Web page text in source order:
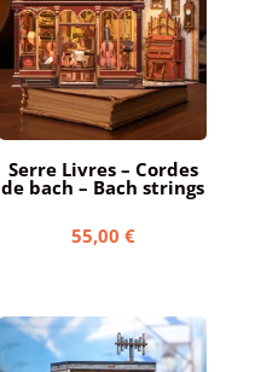
Serre Livres – Cordes
de bach – Bach strings
55,00 €